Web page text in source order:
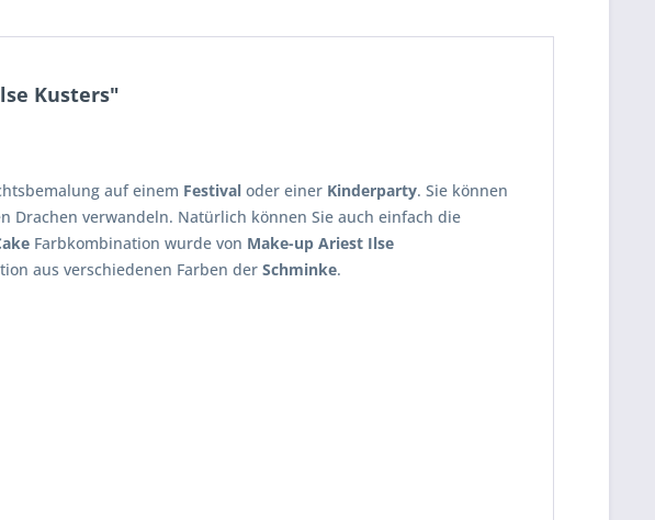
Kusters"
auf einem Festival oder einer Kinderparty. Sie können
verwandeln. Natürlich können Sie auch einfach die
Farbkombination wurde von Make-up Ariest Ilse
aus verschiedenen Farben der Schminke.